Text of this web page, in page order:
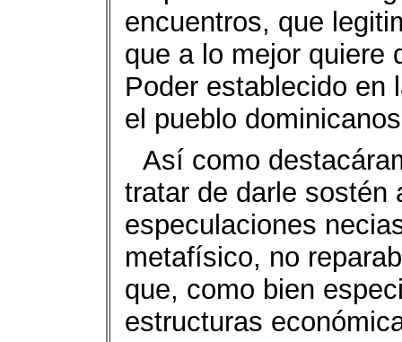
encuentros, que
que a lo mejor quiere
Poder establecido en
el pueblo
Así como
tratar de darle sostén
especulaciones
metafísico, no
que, como bien
estructuras